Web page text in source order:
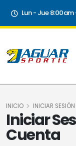
Lun - Jue
Iniciar
Cuenta
INICIO INICIAR SESIÓN